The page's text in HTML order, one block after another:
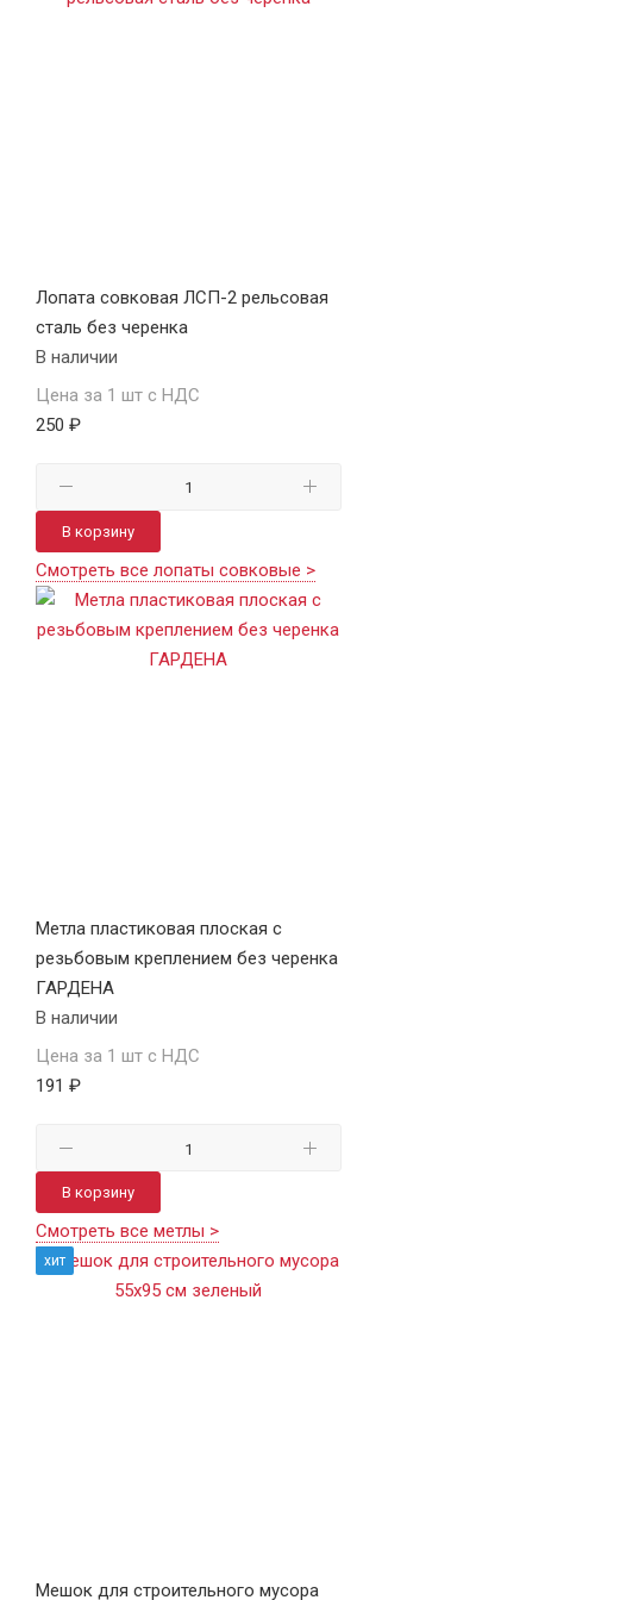
Лопата совковая ЛСП-2 рельсовая
сталь без черенка
В наличии
Цена за 1 шт с НДС
250 ₽
В корзину
Смотреть все лопаты совковые >
Метла пластиковая плоская с
резьбовым креплением без черенка
ГАРДЕНА
В наличии
Цена за 1 шт с НДС
191 ₽
В корзину
Смотреть все метлы >
хит
Мешок для строительного мусора